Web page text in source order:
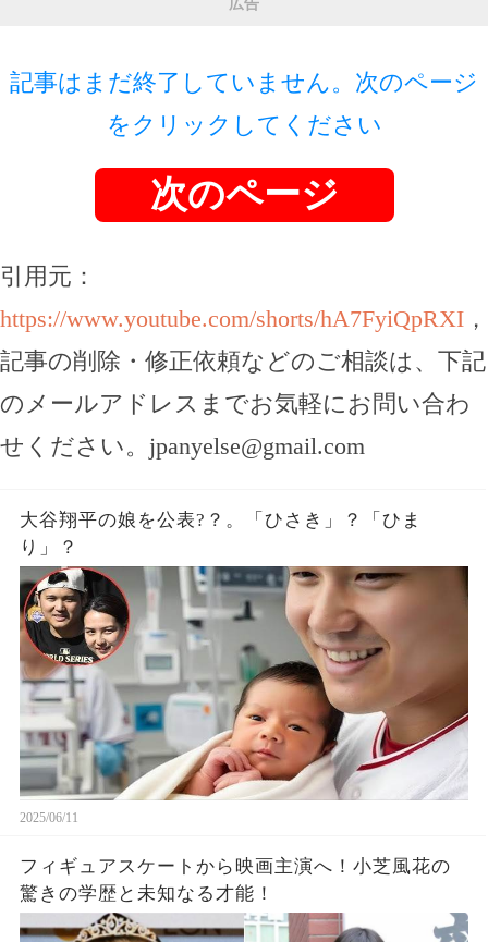
広告
記事はまだ終了していません。次のページ
をクリックしてください
次のページ
引用元：
https://www.youtube.com/shorts/hA7FyiQpRXI ，
記事の削除・修正依頼などのご相談は、下記
のメールアドレスまでお気軽にお問い合わ
せください。 jpanyelse@gmail.com
大谷翔平の娘を公表?？。「ひさき」？「ひま
り」？
2025/06/11
フィギュアスケートから映画主演へ！小芝風花の
驚きの学歴と未知なる才能！